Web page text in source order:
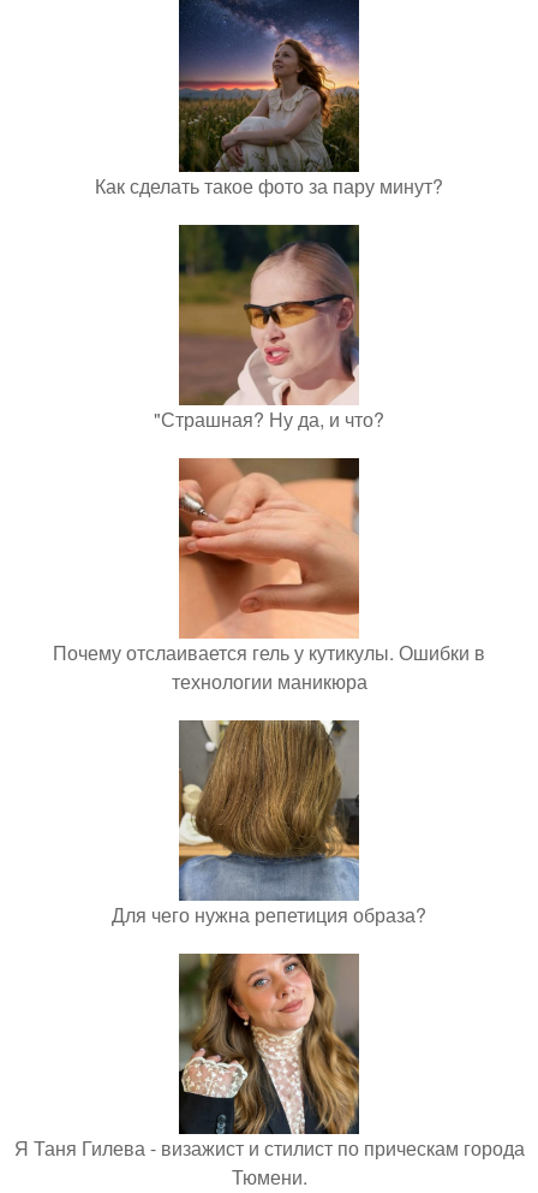
Как сделать такое фото за пару минут?
"Страшная? Ну да, и что?
Почему отслаивается гель у кутикулы. Ошибки в
технологии маникюра
Для чего нужна репетиция образа?
Я Таня Гилева - визажист и стилист по прическам города
Тюмени.